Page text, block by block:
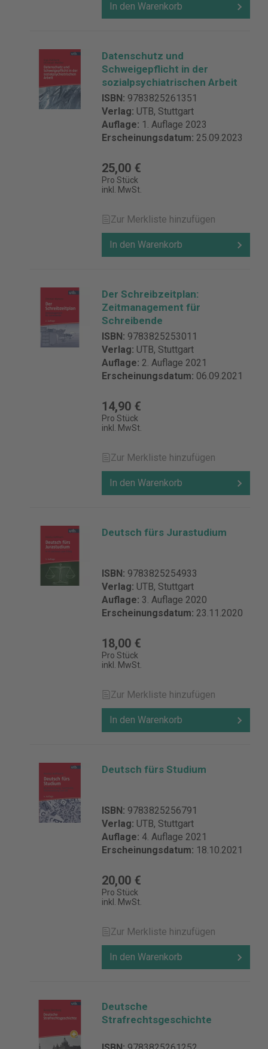
In den Warenkorb
Datenschutz und
Schweigepflicht in der
sozialpsychiatrischen Arbeit
ISBN: 9783825261351
Verlag: UTB, Stuttgart
Auflage: 1. Auflage 2023
Erscheinungsdatum: 25.09.2023
25,00 €
Pro Stück
inkl. MwSt.
Zur Merkliste hinzufügen
In den Warenkorb
Der Schreibzeitplan:
Zeitmanagement für
Schreibende
ISBN: 9783825253011
Verlag: UTB, Stuttgart
Auflage: 2. Auflage 2021
Erscheinungsdatum: 06.09.2021
14,90 €
Pro Stück
inkl. MwSt.
Zur Merkliste hinzufügen
In den Warenkorb
Deutsch fürs Jurastudium
ISBN: 9783825254933
Verlag: UTB, Stuttgart
Auflage: 3. Auflage 2020
Erscheinungsdatum: 23.11.2020
18,00 €
Pro Stück
inkl. MwSt.
Zur Merkliste hinzufügen
In den Warenkorb
Deutsch fürs Studium
ISBN: 9783825256791
Verlag: UTB, Stuttgart
Auflage: 4. Auflage 2021
Erscheinungsdatum: 18.10.2021
20,00 €
Pro Stück
inkl. MwSt.
Zur Merkliste hinzufügen
In den Warenkorb
Deutsche
Strafrechtsgeschichte